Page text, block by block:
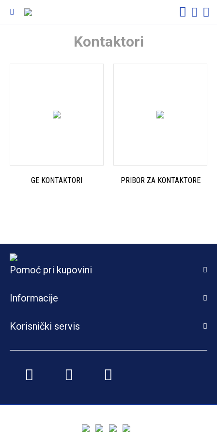
Kontaktori
GE KONTAKTORI PRIBOR ZA KONTAKTORE
Pomoć pri kupovini
Informacije
Korisnički servis